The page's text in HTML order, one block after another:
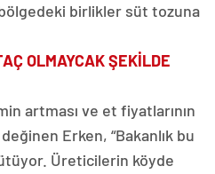
birlikler süt tozuna
OLMAYCAK ŞEKİLDE
artması ve et fiyatlarının
Erken, “Bakanlık bu
Üreticilerin köyde